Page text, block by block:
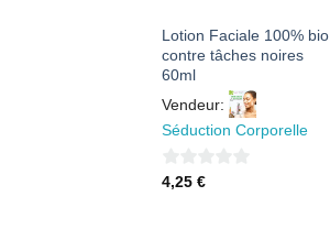
Lotion Faciale 100% bio
contre tâches noires
60ml
Vendeur:
Séduction Corporelle
0
4,25 €